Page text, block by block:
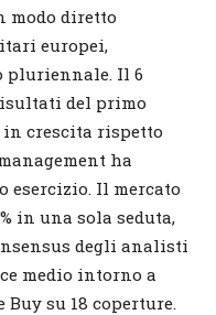
modo diretto
europei,
pluriennale. Il 6
del primo
in crescita rispetto
ha
esercizio. Il mercato
in una sola seduta,
degli analisti
medio intorno a
su 18 coperture.